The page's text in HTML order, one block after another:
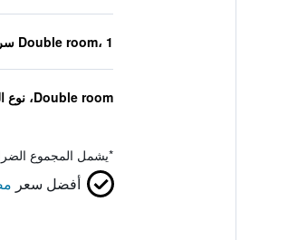
Double room، 1 سرير توأم
Double room، نوع السرير غير معروف
*يشمل المجموع
أفضل سعر